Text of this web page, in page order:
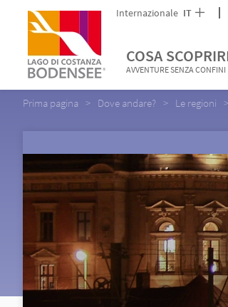
Internazionale IT
COSA
AVVENTURE SENZA CONFINI
Prima pagina Dove andare? Le regioni